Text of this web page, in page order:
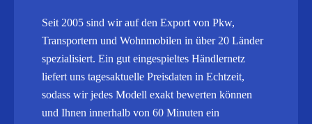
Seit 2005 sind wir auf den Export von Pkw,
Transportern und Wohnmobilen in über 20 Länder
spezialisiert. Ein gut eingespieltes Händlernetz
liefert uns tagesaktuelle Preisdaten in Echtzeit,
sodass wir jedes Modell exakt bewerten können
und Ihnen innerhalb von 60 Minuten ein